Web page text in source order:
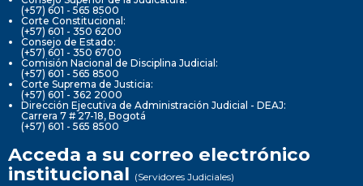
(+57) 601 - 565 8500
Corte Constitucional:
(+57) 601 - 350 6200
Consejo de Estado:
(+57) 601 - 350 6700
Comisión Nacional de Disciplina Judicial:
(+57) 601 - 565 8500
Corte Suprema de Justicia:
(+57) 601 - 362 2000
Dirección Ejecutiva de Administración Judicial - DEAJ:
Carrera 7 # 27-18, Bogotá
(+57) 601 - 565 8500
Acceda a su correo electrónico
institucional (Servidores Judiciales)